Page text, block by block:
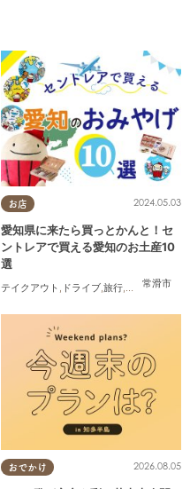
お店
常滑市
2024.05.03
愛知県に来たら買っとかんと！セ
ントレアで買える愛知のお土産10
選
テイクアウト , ドライブ,旅行,観光,家族,
おでかけ 2026.08.05